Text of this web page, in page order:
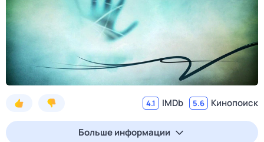
4.1 IMDb 5.6 Кинопоиск
Больше информации